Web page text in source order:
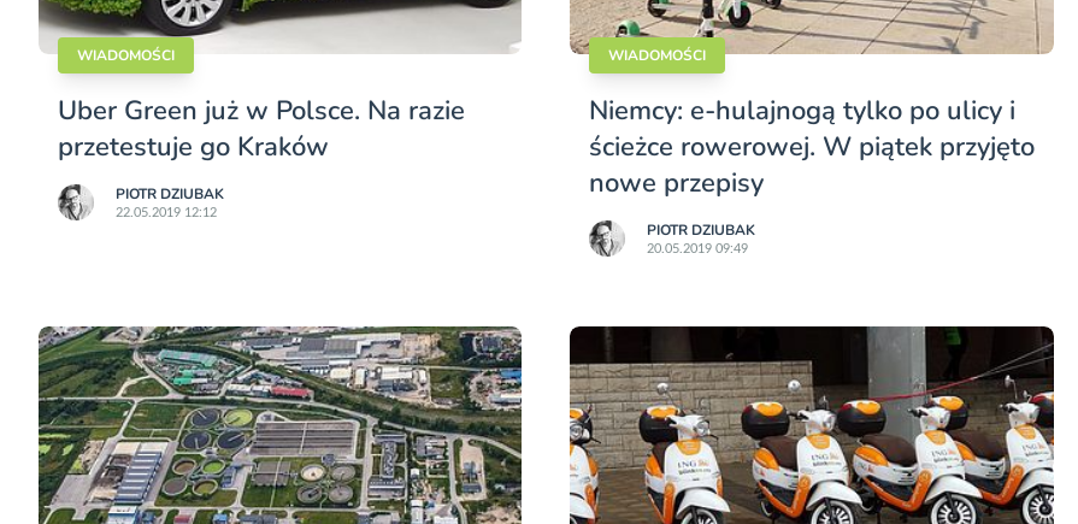
WIADOMOŚCI
Uber Green już w Polsce. Na razie
przetestuje go Kraków
PIOTR DZIUBAK
22.05.2019 12:12
WIADOMOŚCI
Niemcy: e-hulajnogą tylko po ulicy i
ścieżce rowerowej. W piątek przyjęto
nowe przepisy
PIOTR DZIUBAK
20.05.2019 09:49